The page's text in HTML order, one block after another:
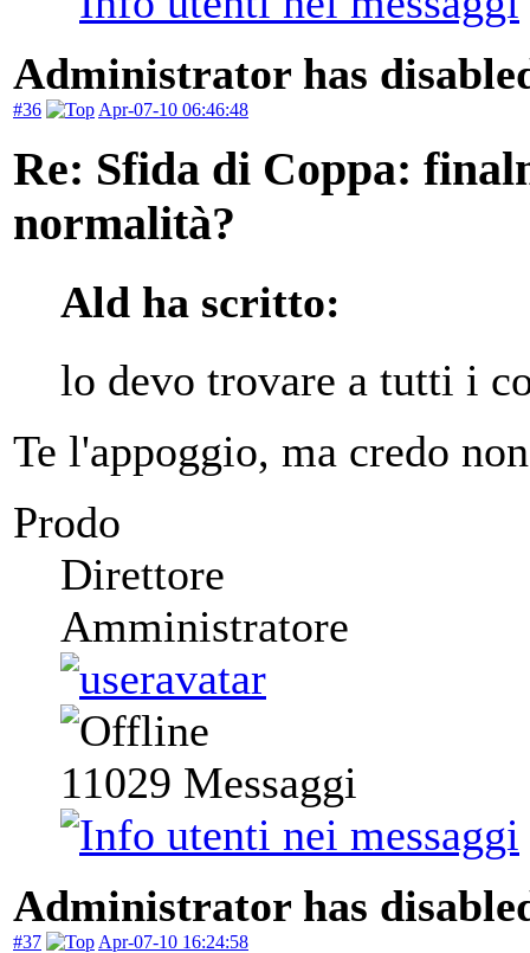
Administrator has
#36 Apr-07-10 06:46:48
Re: Sfida di Coppa:
normalità?
Ald ha scritto:
lo devo trovare a tutti i
Te l'appoggio, ma credo
Prodo
Direttore
Amministratore
11029 Messaggi
Administrator has
#37 Apr-07-10 16:24:58